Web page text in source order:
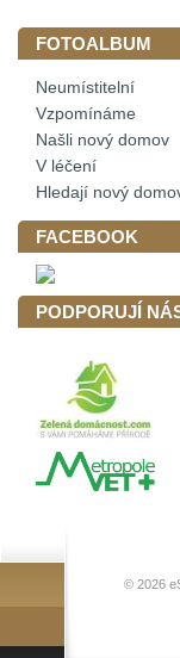
FOTOALBUM
Neumístitelní
Vzpomínáme
Našli nový domov
V léčení
Hledají nový
FACEBOOK
PODPORUJÍ
© 2026